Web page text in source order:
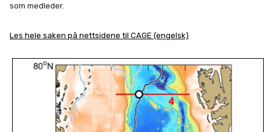
som medleder.
Les hele saken på nettsidene til CAGE (engelsk)